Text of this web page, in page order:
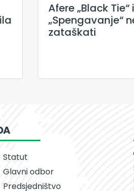
Afere „Black Tie“ i
„Spengavanje“
zataškati
Statut
Glavni odbor
Predsjedništvo